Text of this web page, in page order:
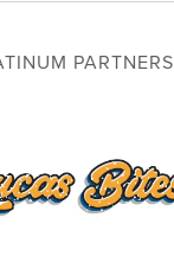
PARTNERS